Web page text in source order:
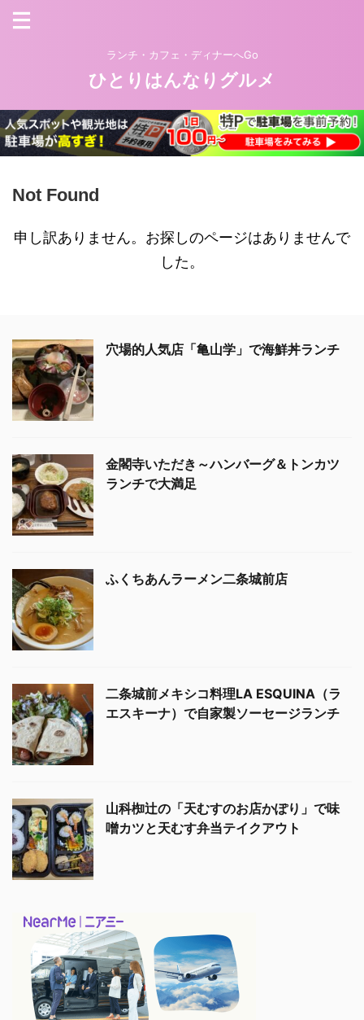
ランチ・カフェ・ディナーへGo
ひとりはんなりグルメ
Not Found
申し訳ありません。お探しのページはありませんで
した。
穴場的人気店「亀山学」で海鮮丼ランチ
金閣寺いただき～ハンバーグ＆トンカツ
ランチで大満足
ふくちあんラーメン二条城前店
二条城前メキシコ料理LA ESQUINA（ラ
エスキーナ）で自家製ソーセージランチ
山科椥辻の「天むすのお店かぽり」で味
噌カツと天むす弁当テイクアウト